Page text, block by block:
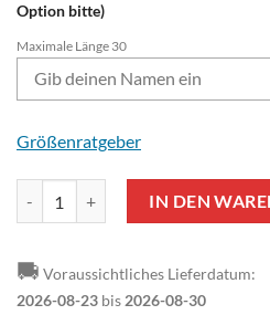
Option bitte)
Maximale Länge 30
Größenratgeber
IN DEN
🚚 Voraussichtliches Lieferdatum:
2026-08-23 bis2026-08-30